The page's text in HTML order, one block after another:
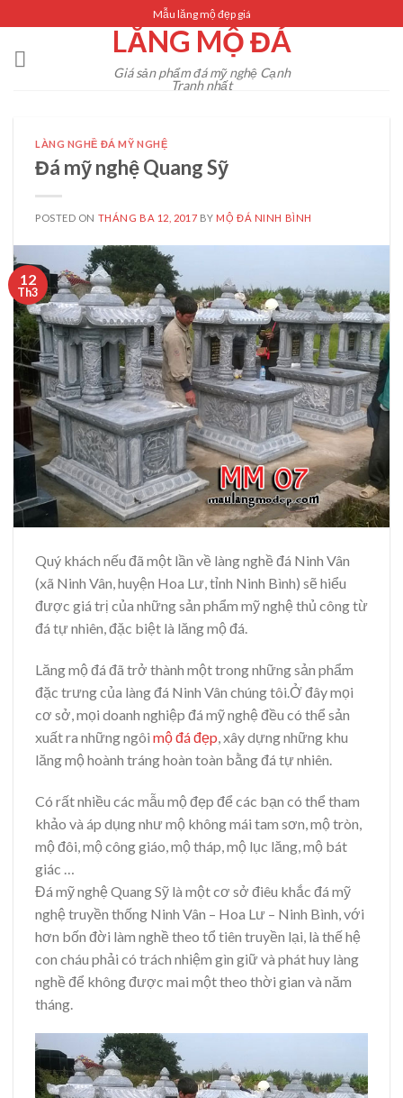
content
Mẫu lăng mộ đẹp giá
LĂNG MỘ ĐÁ
Giá sản phẩm đá mỹ nghệ Cạnh
Tranh nhất
LÀNG NGHỀ ĐÁ MỸ NGHỆ
Đá mỹ nghệ Quang Sỹ
POSTED ON THÁNG BA 12, 2017 BY MỘ ĐÁ NINH BÌNH
12
Th3
Quý khách nếu đã một lần về làng nghề đá Ninh Vân
(xã Ninh Vân, huyện Hoa Lư, tỉnh Ninh Bình) sẽ hiểu
được giá trị của những sản phẩm mỹ nghệ thủ công từ
đá tự nhiên, đặc biệt là lăng mộ đá.
Lăng mộ đá đã trở thành một trong những sản phẩm
đặc trưng của làng đá Ninh Vân chúng tôi.Ở đây mọi
cơ sở, mọi doanh nghiệp đá mỹ nghệ đều có thể sản
xuất ra những ngôi mộ đá đẹp, xây dựng những khu
lăng mộ hoành tráng hoàn toàn bằng đá tự nhiên.
Có rất nhiều các mẫu mộ đẹp để các bạn có thể tham
khảo và áp dụng như mộ không mái tam sơn, mộ tròn,
mộ đôi, mộ công giáo, mộ tháp, mộ lục lăng, mộ bát
giác …
Đá mỹ nghệ Quang Sỹ là một cơ sở điêu khắc đá mỹ
nghệ truyền thống Ninh Vân – Hoa Lư – Ninh Bình, với
hơn bốn đời làm nghề theo tổ tiên truyền lại, là thế hệ
con cháu phải có trách nhiệm gìn giữ và phát huy làng
nghề để không được mai một theo thời gian và năm
tháng.